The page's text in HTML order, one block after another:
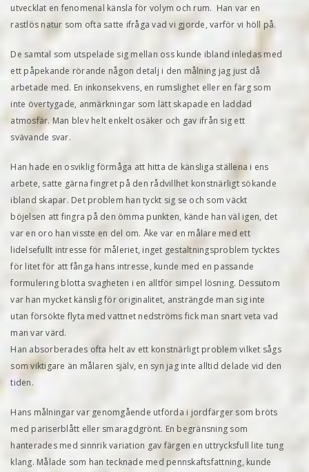
utvecklat en fenomenal känsla för volym och rum. Han var en
rastlös natur som ofta satte ifråga vad vi gjorde, varför vi höll på.
De samtal som utspelade sig mellan oss kunde ibland inledas med
ett påpekande rörande någon detalj i den målning jag just då
arbetade med. En inkonsekvens, en rumslighet eller en färg som
inte övertygade, anmärkningar som lätt skapade en laddad
atmosfär. Man blev helt enkelt osäker och gav ifrån sig ett
svävande svar.
Han hade en osviklig förmåga att hitta de känsliga ställena i ens
arbete, satte gärna fingret på den rådvillhet konstnärligt sökande
ibland skapar. Det problem han tyckt sig se och som väckt
böjelsen att fingra på den ömma punkten, kände han väl igen, det
var en oro han visste en del om. Åke var en målare med ett
lidelsefullt intresse för måleriet, inget gestaltningsproblem tycktes
för litet för att fånga hans intresse, kunde med en passande
formulering blotta svagheten i en alltför simpel lösning. Dessutom
var han mycket känslig för originalitet, ansträngde man sig inte
utan försökte flyta med vattnet nedströms fick man snart veta vad
man var värd.
Han absorberades ofta helt av ett konstnärligt problem vilket sågs
som viktigare än målaren själv, en syn jag inte alltid delade vid den
tiden.
Hans målningar var genomgående utförda i jordfärger som bröts
med pariserblått eller smaragdgrönt. En begränsning som
hanterades med sinnrik variation gav färgen en uttrycksfull lite tung
klang. Målade som han tecknade med pennskaftsfattning, kunde